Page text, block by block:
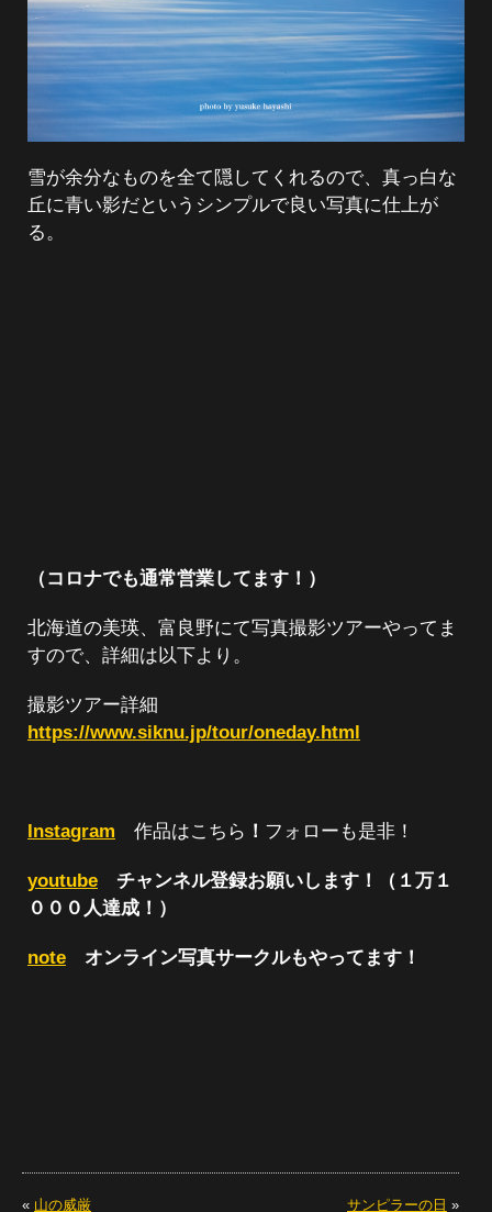
雪が余分なものを全て隠してくれるので、真っ白な
丘に青い影だというシンプルで良い写真に仕上が
る。
（コロナでも通常営業してます！）
北海道の美瑛、富良野にて写真撮影ツアーやってま
すので、詳細は以下より。
撮影ツアー詳細
https://www.siknu.jp/tour/oneday.html
Instagram 作品はこちら ！ フォローも是非！
youtube チャンネル登録お願いします！（１万１
０００人達成！）
note オンライン写真サークルもやってます！
« 山の威厳 サンピラーの日 »